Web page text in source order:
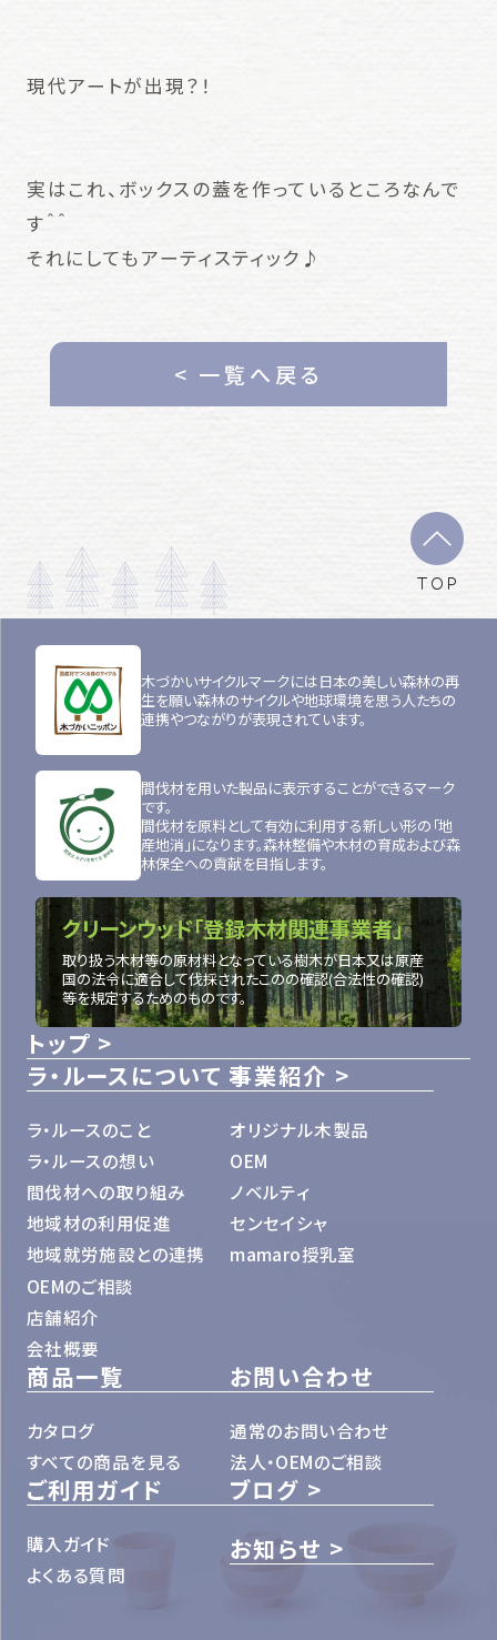
現代アートが出現？！
実はこれ、ボックスの蓋を作っているところなんで
す＾＾
それにしてもアーティスティック♪
< 一覧へ戻る
TOP
トップ
ラ・ルースについて
ラ・ルースのこと
ラ・ルースの想い
間伐材への取り組み
地域材の利用促進
地域就労施設との連携
OEMのご相談
店舗紹介
会社概要
事業紹介
オリジナル木製品
OEM
ノベルティ
センセイシャ
mamaro授乳室
商品一覧
カタログ
すべての商品を見る
お問い合わせ
通常のお問い合わせ
法人・OEMのご相談
ご利用ガイド
購入ガイド
よくある質問
ブログ
お知らせ
木づかいサイクルマークには日本の美しい森林の再
生を願い森林のサイクルや地球環境を思う人たちの
連携やつながりが表現されています。
間伐材を用いた製品に表示することができるマーク
です。
間伐材を原料として有効に利用する新しい形の「地
産地消」になります。森林整備や木材の育成および森
林保全への貢献を目指します。
クリーンウッド「登録木材関連事業者」
取り扱う木材等の原材料となっている樹木が日本又は原産
国の法令に適合して伐採されたこのの確認(合法性の確認)
等を規定するためのものです。